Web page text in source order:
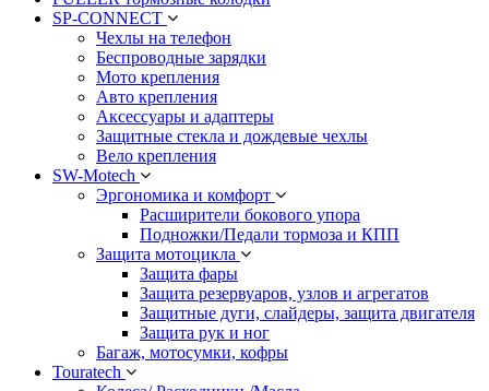
SP-CONNECT
Чехлы на телефон
Беспроводные зарядки
Мото крепления
Авто крепления
Аксессуары и адаптеры
Защитные стекла и дождевые чехлы
Вело крепления
SW-Motech
Эргономика и комфорт
Расширители бокового упора
Подножки/Педали тормоза и КПП
Защита мотоцикла
Защита фары
Защита резервуаров, узлов и агрегатов
Защитные дуги, слайдеры, защита двигателя
Защита рук и ног
Багаж, мотосумки, кофры
Touratech